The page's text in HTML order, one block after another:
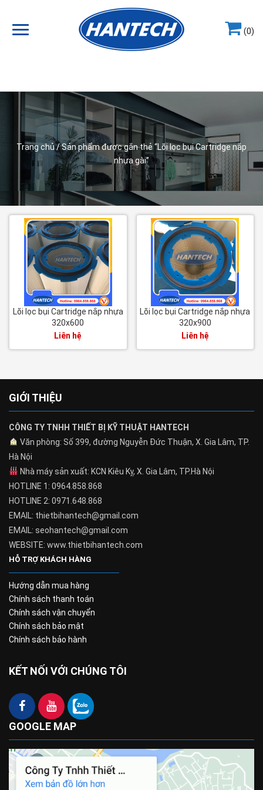
(0)
Trang chủ/ Sản phẩm được gắn thẻ “Lõi lọc bụi Cartridge nắp
nhựa gài”
Lõi lọc bụi Cartridge nắp nhựa
320x600
Liên hệ
Lõi lọc bụi Cartridge nắp nhựa
320x900
Liên hệ
GIỚI THIỆU
CÔNG TY TNHH THIẾT BỊ KỸ THUẬT HANTECH
Văn phòng: Số 399, đường Nguyễn Đức Thuận, X. Gia Lâm, TP.
Hà Nội
Nhà máy sản xuất: KCN Kiêu Kỵ, X. Gia Lâm, TP.Hà Nội
HOTLINE 1: 0964.858.868
HOTLINE 2: 0971.648.868
EMAIL: thietbihantech@gmail.com
EMAIL: seohantech@gmail.com
WEBSITE: www.thietbihantech.com
HỖ TRỢ KHÁCH HÀNG
Hướng dẫn mua hàng
Chính sách thanh toán
Chính sách vận chuyển
Chính sách bảo mật
Chính sách bảo hành
KẾT NỐI VỚI CHÚNG TÔI
GOOGLE MAP